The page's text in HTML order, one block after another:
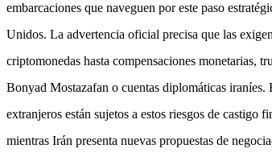
embarcaciones que naveguen por este paso
Unidos. La advertencia oficial precisa que las
criptomonedas hasta compensaciones monetarias,
Bonyad Mostazafan o cuentas diplomáticas
extranjeros están sujetos a estos riesgos de castigo
mientras Irán presenta nuevas propuestas de